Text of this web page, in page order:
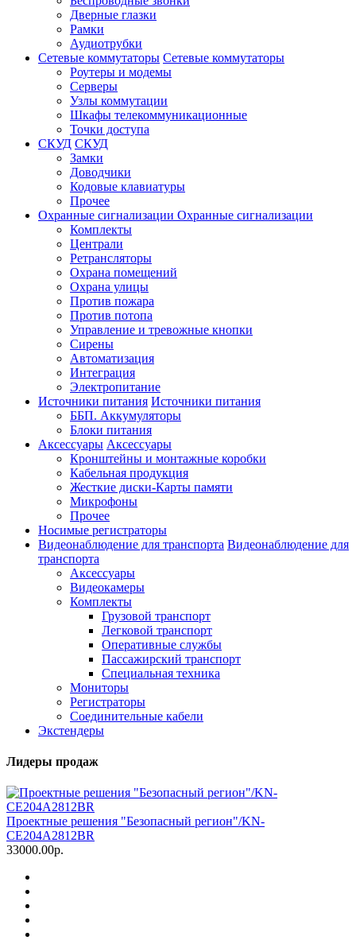
Дверные глазки
Рамки
Аудиотрубки
Сетевые коммутаторы Сетевые коммутаторы
Роутеры и модемы
Серверы
Узлы коммутации
Шкафы телекоммуникационные
Точки доступа
СКУД СКУД
Замки
Доводчики
Кодовые клавиатуры
Прочее
Охранные сигнализации Охранные сигнализации
Комплекты
Централи
Ретрансляторы
Охрана помещений
Охрана улицы
Против пожара
Против потопа
Управление и тревожные кнопки
Сирены
Автоматизация
Интеграция
Электропитание
Источники питания Источники питания
ББП. Аккумуляторы
Блоки питания
Аксессуары Аксессуары
Кронштейны и монтажные коробки
Кабельная продукция
Жесткие диски-Карты памяти
Микрофоны
Прочее
Носимые регистраторы
Видеонаблюдение для транспорта Видеонаблюдение для
транспорта
Аксессуары
Видеокамеры
Комплекты
Грузовой транспорт
Легковой транспорт
Оперативные службы
Пассажирский транспорт
Специальная техника
Мониторы
Регистраторы
Соединительные кабели
Экстендеры
Лидеры продаж
Проектные решения "Безопасный регион"/KN-
CE204A2812BR
33000.00р.